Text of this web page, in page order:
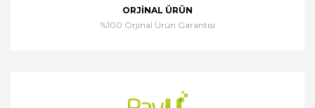
ORJINAL ÜRÜN
%100 Orjinal Ürün Garantisi